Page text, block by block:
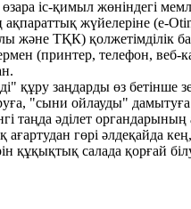
іс-қимыл жөніндегі
ақпараттық жүйелеріне (e-
және ТҚК) қолжетімділік
(принтер, телефон, веб-
құру заңдарды өз бетінше
"сыни ойлауды" дамытуға
таңда әділет
ағартудан гөрі әлдеқайда
құқықтық салада қорғай